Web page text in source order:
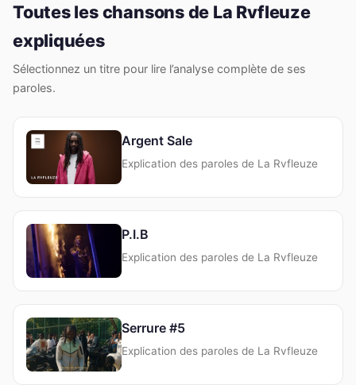
Toutes les chansons de La Rvfleuze
expliquées
Sélectionnez un titre pour lire l’analyse complète de ses
paroles.
Argent Sale
Explication des paroles de La Rvfleuze
P.I.B
Explication des paroles de La Rvfleuze
Serrure #5
Explication des paroles de La Rvfleuze